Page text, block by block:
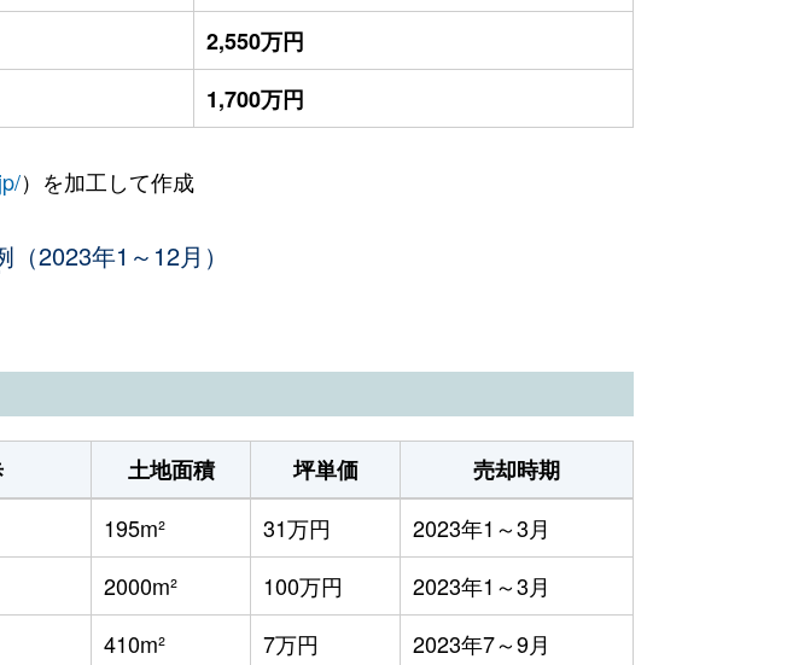
2,550万円
1,700万円
）を加工して作成
2023年1～12月）
土地面積 坪単価
売却時期
195m² 31万円
2023年1～3月
2000m² 100万円
2023年1～3月
410m² 7万円
2023年7～9月